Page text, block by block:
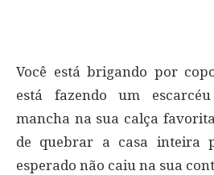
Você está brigando por
está fazendo um
mancha na sua calça
de quebrar a casa inteira
esperado não caiu na sua